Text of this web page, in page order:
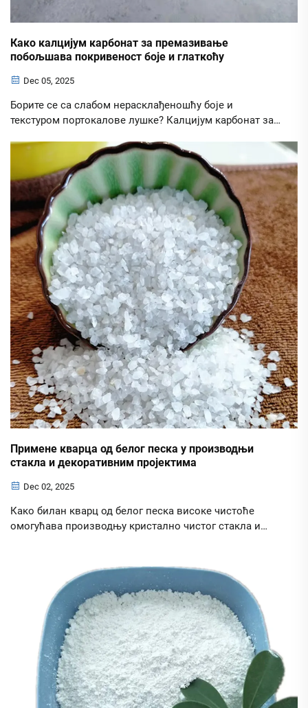
Како калцијум карбонат за премазивање
побољшава покривеност боје и глаткоћу
Dec 05, 2025
Борите се са слабом нерасклађеношћу боје и
текстуром портокалове лушке? Калцијум карбонат за
завршетке и уштеду 38 центи/галон. Откријте како.
Примене кварца од белог песка у производњи
стакла и декоративним пројектима
Dec 02, 2025
Како билан кварц од белог песка високе чистоће
омогућава производњу кристално чистог стакла и
апликације за Б2Б купце. Морате одмах да тражите
стручно вођство.